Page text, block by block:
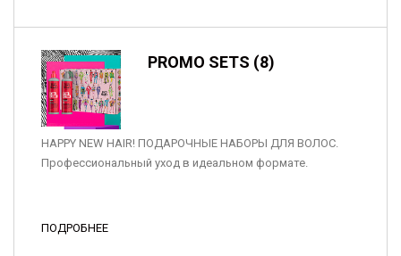
PROMO SETS (8)
HAPPY NEW HAIR! ПОДАРОЧНЫЕ НАБОРЫ ДЛЯ ВОЛОС.
Профессиональный уход в идеальном формате.
ПОДРОБНЕЕ